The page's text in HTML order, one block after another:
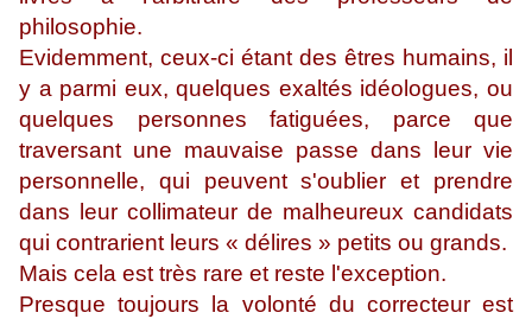
philosophie.
Evidemment, ceux-ci étant des êtres humains, il
y a parmi eux, quelques exaltés idéologues, ou
quelques personnes fatiguées, parce que
traversant une mauvaise passe dans leur vie
personnelle, qui peuvent s'oublier et prendre
dans leur collimateur de malheureux candidats
qui contrarient leurs « délires » petits ou grands.
Mais cela est très rare et reste l'exception.
Presque toujours la volonté du correcteur est